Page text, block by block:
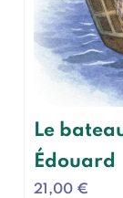
Le
Édouard
21,00 €